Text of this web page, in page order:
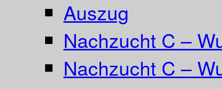
Auszug
Nachzucht C –
Nachzucht C –